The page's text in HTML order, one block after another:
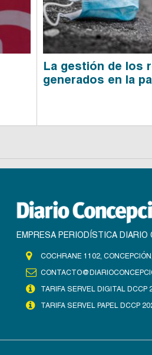
La gestión de los
generados en la
EMPRESA PERIODÍSTICA
COCHRANE 1102,
TARIFA SERVEL DIGITAL DCCP
TARIFA SERVEL PAPEL DCCP